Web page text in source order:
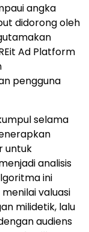
angka
didorong oleh
Ad Platform
pengguna
selama
untuk
analisis
ini
valuasi
milidetik, lalu
audiens